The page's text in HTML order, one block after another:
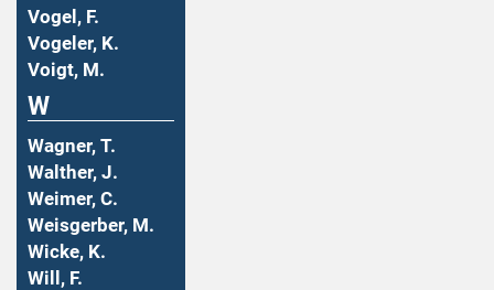
Vogel, F.
Vogeler, K.
Voigt, M.
W
Wagner, T.
Walther, J.
Weimer, C.
Weisgerber, M.
Wicke, K.
Will, F.